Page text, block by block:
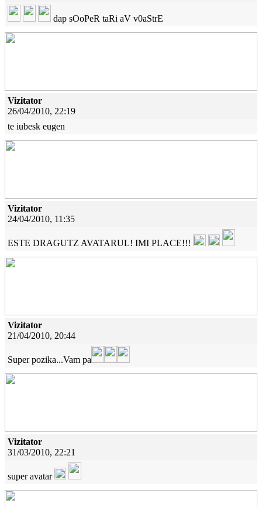
dap sOoPeR taRi aV v0aStrE
Vizitator
26/04/2010, 22:19
te iubesk eugen
Vizitator
24/04/2010, 11:35
ESTE DRAGUTZ AVATARUL! IMI PLACE!!!
Vizitator
21/04/2010, 20:44
Super pozika...Vam pa
Vizitator
31/03/2010, 22:21
super avatar